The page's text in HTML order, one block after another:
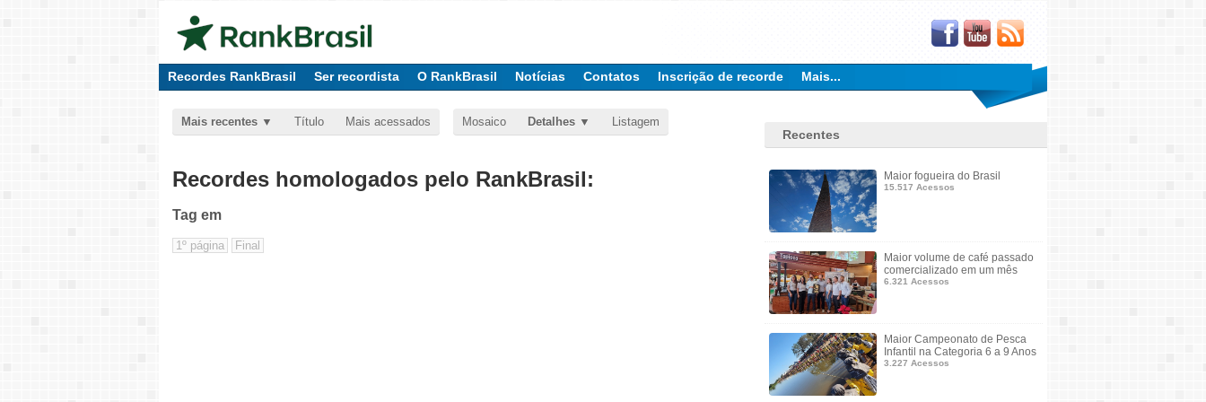
Recordes RankBrasil Ser recordista O RankBrasil Notícias Contatos Inscrição de recorde Mais...
Mais recentes Título Mais acessados Mosaico Detalhes Listagem
Recordes homologados pelo RankBrasil:
Tag em
Recentes
Maior fogueira do Brasil
15.517 Acessos
Maior volume de café passado
comercializado em um mês
6.321 Acessos
Maior Campeonato de Pesca
Infantil na Categoria 6 a 9 Anos
3.227 Acessos